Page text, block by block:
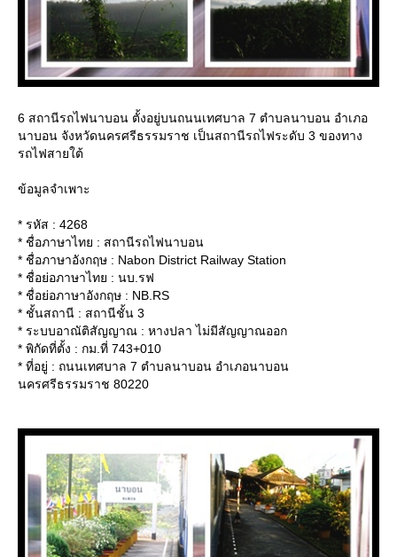
6 สถานีรถไฟนาบอน ตั้งอยู่บนถนนเทศบาล 7 ตำบลนาบอน อำเภอ
นาบอน จังหวัดนครศรีธรรมราช เป็นสถานีรถไฟระดับ 3 ของทาง
รถไฟสายใต้
ข้อมูลจำเพาะ
* รหัส : 4268
* ชื่อภาษาไทย : สถานีรถไฟนาบอน
* ชื่อภาษาอังกฤษ : Nabon District Railway Station
* ชื่อย่อภาษาไทย : นบ.รฟ
* ชื่อย่อภาษาอังกฤษ : NB.RS
* ชั้นสถานี : สถานีชั้น 3
* ระบบอาณัติสัญญาณ : หางปลา ไม่มีสัญญาณออก
* พิกัดที่ตั้ง : กม.ที่ 743+010
* ที่อยู่ : ถนนเทศบาล 7 ตำบลนาบอน อำเภอนาบอน
นครศรีธรรมราช 80220